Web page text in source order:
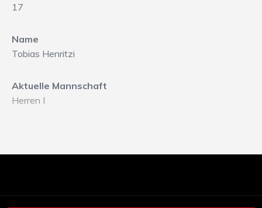
17
Name
Tobias Henritzi
Aktuelle Mannschaft
Herren I